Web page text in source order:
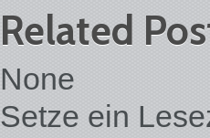
Related
None
Setze ein